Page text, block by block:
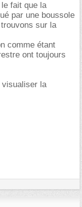
fait que la
par une boussole
sur la
comme étant
ont toujours
visualiser la